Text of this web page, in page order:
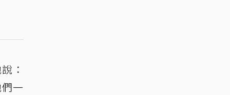
：
一